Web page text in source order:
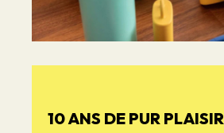
10 ANS DE PUR PLAISIR